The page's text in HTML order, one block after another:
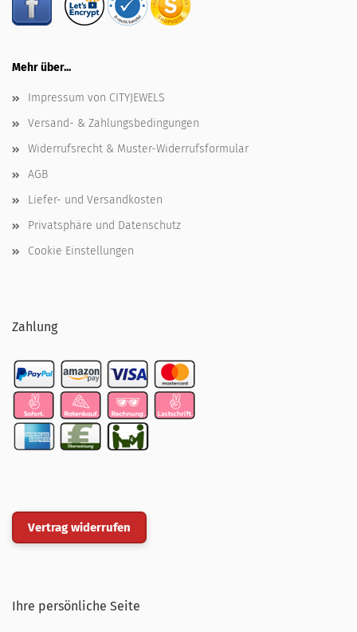
Mehr über...
Impressum von CITYJEWELS
Versand- & Zahlungsbedingungen
Widerrufsrecht & Muster-Widerrufsformular
AGB
Liefer- und Versandkosten
Privatsphäre und Datenschutz
Cookie Einstellungen
Zahlung
Vertrag widerrufen
Ihre persönliche Seite